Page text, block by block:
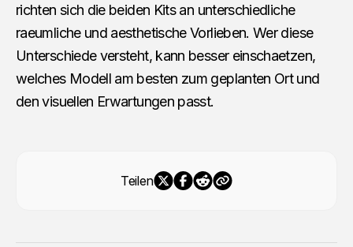
richten sich die beiden Kits an unterschiedliche
raeumliche und aesthetische Vorlieben. Wer diese
Unterschiede versteht, kann besser einschaetzen,
welches Modell am besten zum geplanten Ort und
den visuellen Erwartungen passt.
Teilen